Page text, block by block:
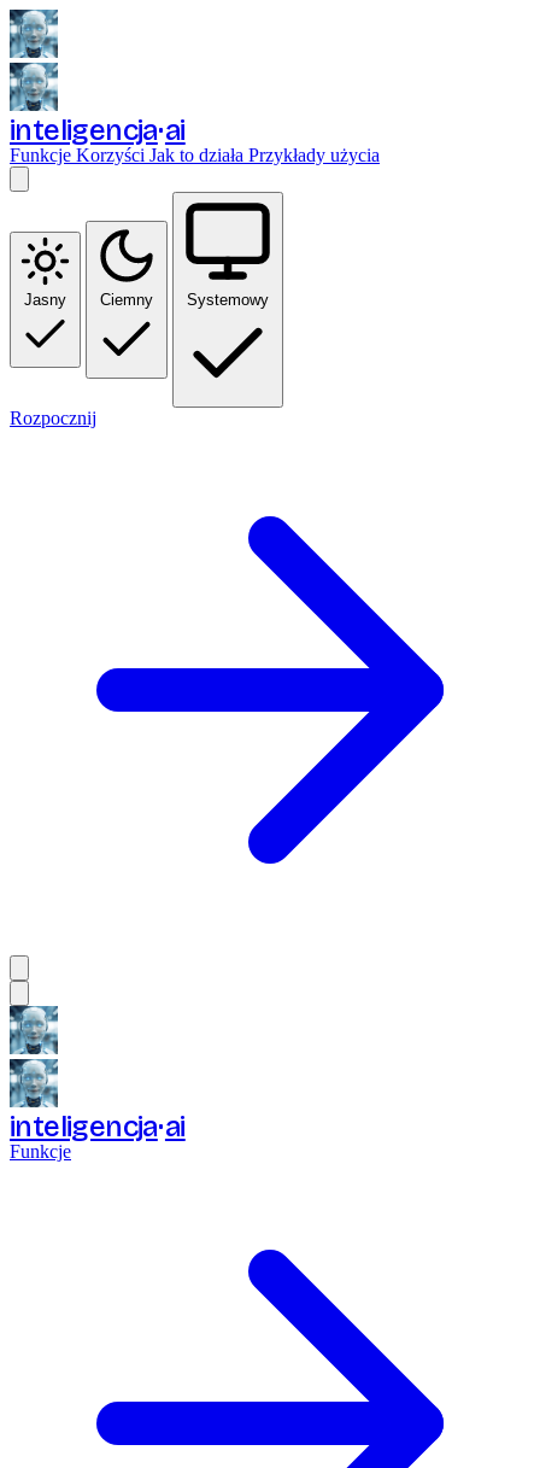
inteligencja ai
Funkcje Korzyści Jak to działa Przykłady użycia
Jasny Ciemny Systemowy
Rozpocznij
inteligencja ai
Funkcje